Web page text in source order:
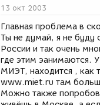
13 окт 2003
Главная проблема в
Ты не думай, я не буду
России и так очень
где этим эанимаются.
МИЭТ, находится , как
www.miet.ru там
Можно также